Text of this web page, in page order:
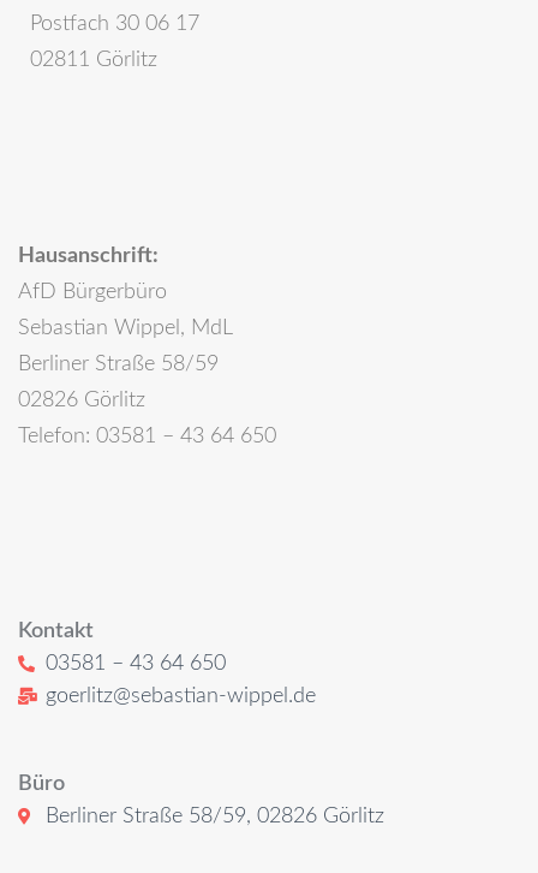
Postfach 30 06 17
02811 Görlitz
Hausanschrift:
AfD Bürgerbüro
Sebastian Wippel, MdL
Berliner Straße 58/59
02826 Görlitz
Telefon: 03581 – 43 64 650
Kontakt
03581 – 43 64 650
goerlitz@sebastian-wippel.de
Büro
Berliner Straße 58/59, 02826 Görlitz